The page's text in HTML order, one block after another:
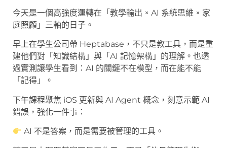
今天是一個高強度運轉在「教學輸出 × AI 系統思維 × 家
庭照顧」三軸的日子。
早上在學生公司帶 Heptabase，不只是教工具，而是重
建他們對「知識結構」與「AI 記憶架構」的理解。也透
過實測讓學生看到：AI 的關鍵不在模型，而在能不能
「記得」。
下午課程聚焦 iOS 更新與 AI Agent 概念，刻意示範 AI
錯誤，強化一件事：
AI 不是答案，而是需要被管理的工具。